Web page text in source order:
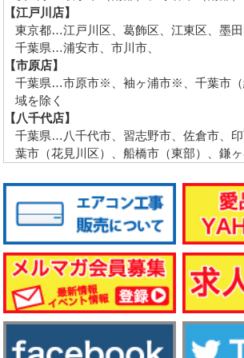
【江戸川店】
東京都…江戸川区、葛飾区、江東区、墨
千葉県…浦安市、市川市、
【市原店】
千葉県…市原市※、袖ヶ浦市※、千葉市
域を除く
【八千代店】
千葉県…八千代市、習志野市、佐倉市、
葉市（花見川区）、船橋市（東部）、鎌ヶ